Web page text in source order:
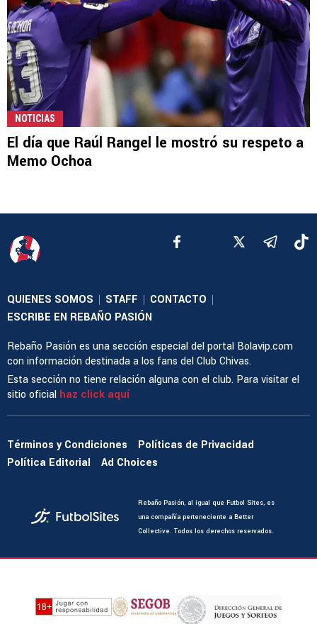
NOTICIAS
El día que Raúl Rangel le mostró su respeto a
Memo Ochoa
QUIENES SOMOS | STAFF | CONTACTO |
ESCRIBE EN REBAÑO PASIÓN
Rebaño Pasión es una sección especial del portal Bolavip.com
con información destinada a los fans del Club Chivas.
Esta sección no tiene relación alguna con el club. Para visitar el
sitio oficial haz click aquí
Términos y Condiciones
Políticas de Privacidad
Política Editorial
Ad Choices
Rebaño Pasión, al igual que Futbol Sites, es
una compañía perteneciente a Better
Collective. Todos los derechos reservados.